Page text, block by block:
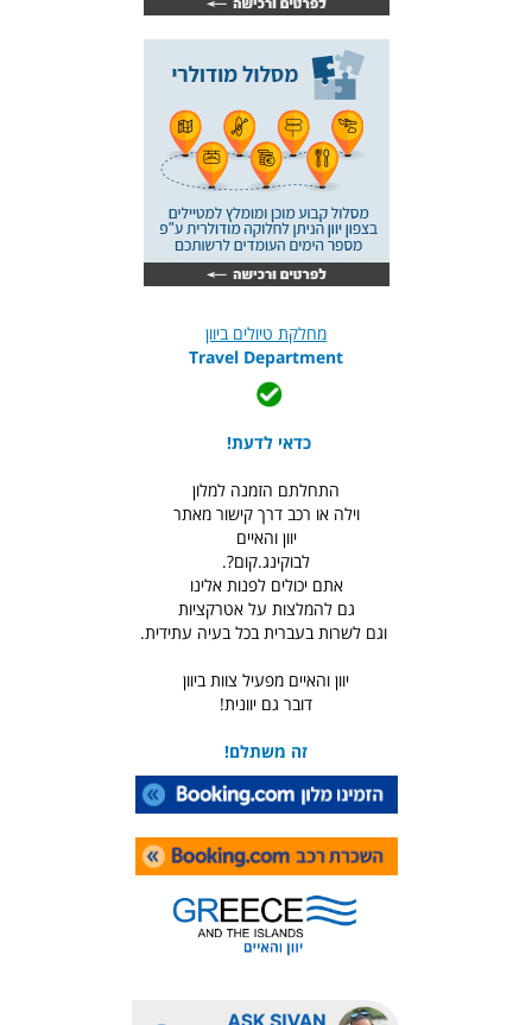
מחלקת טיולים ביוון
Travel Department
כדאי לדעת!
התחלתם הזמנה למלון
וילה או רכב דרך קישור מאתר
יוון והאיים
לבוקינג.קום?.
אתם יכולים לפנות אלינו
גם להמלצות על אטרקציות
וגם לשרות בעברית בכל בעיה עתידית.
יוון והאיים מפעיל צוות ביוון
דובר גם יוונית!
זה משתלם!